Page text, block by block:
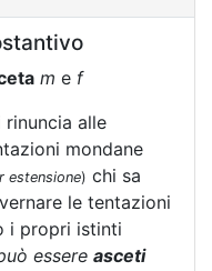
m e f
rinuncia alle
mondane
estensione) chi sa
le tentazioni
i propri istinti
essere asceti